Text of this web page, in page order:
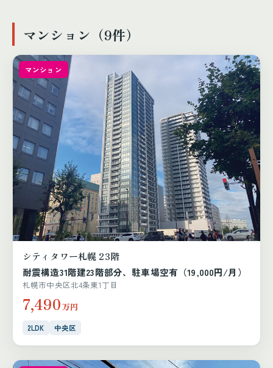
マンション（9件）
マンション
シティタワー札幌 23階
耐震構造31階建23階部分、駐車場空有（19,000円/月）
札幌市中央区北4条東1丁目
7,490万円
2LDK 中央区